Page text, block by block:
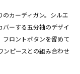
カーディガン。シルエ
バーする五分袖のデザイ
フロントボタンを留めて
ンピースとの組み合わせ